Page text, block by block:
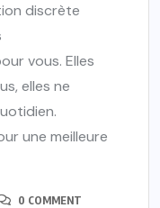
discrète
vous. Elles
elles ne
une meilleure
0 COMMENT